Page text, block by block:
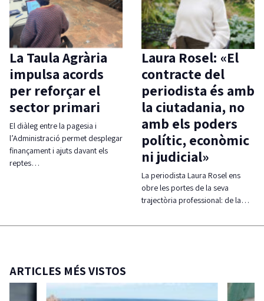
La Taula Agrària
impulsa acords
per reforçar el
sector primari
El diàleg entre la pagesia i
l’Administració permet desplegar
finançament i ajuts davant els
reptes…
Laura Rosel: «El
contracte del
periodista és amb
la ciutadania, no
amb els poders
polític, econòmic
ni judicial»
La periodista Laura Rosel ens
obre les portes de la seva
trajectòria professional: de la…
ARTICLES MÉS VISTOS